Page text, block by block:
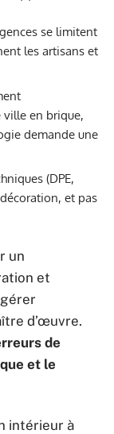
se limitent
les artisans et
ville en brique,
demande une
(DPE,
et pas
un
et
d’œuvre.
de
et le
intérieur à